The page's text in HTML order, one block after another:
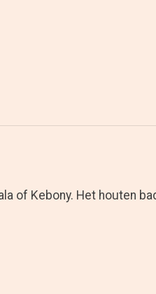
of Kebony. Het houten